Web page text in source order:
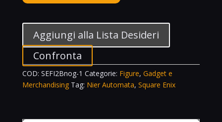
FORM-
Android
(No.2
Type
B)
Aggiungi alla Lista Desideri
Confronta
COD: SEFI2Bnog-1 Categorie: Figure, Gadget e
Merchandising Tag: Nier Automata, Square Enix